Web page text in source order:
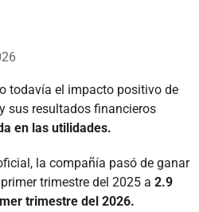
todavía el impacto positivo de
sus resultados financieros
en las utilidades.
la compañía pasó de ganar
trimestre del 2025 a 2.9
trimestre del 2026.